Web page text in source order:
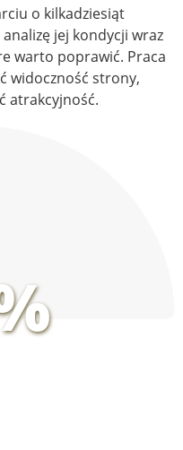
o kilkadziesiąt
jej kondycji wraz
warto poprawić. Praca
widoczność strony,
atrakcyjność.